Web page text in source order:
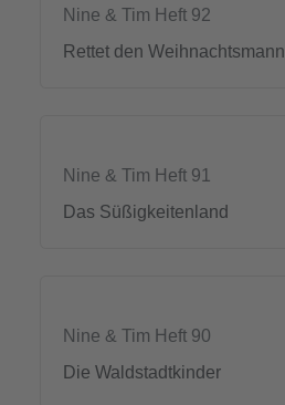
Nine & Tim Heft 92
Rettet den Weihnachtsmann
Nine & Tim Heft 91
Das Süßigkeitenland
Nine & Tim Heft 90
Die Waldstadtkinder